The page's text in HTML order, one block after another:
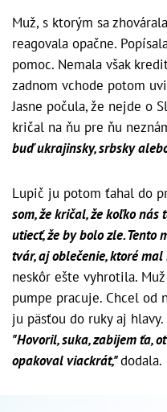
Muž, s ktorým sa
reagovala opačne.
pomoc. Nemala však
zadnom vchode potom
Jasne počula, že nejde o
kričal na ňu pre ňu
buď ukrajinsky, srbsky
Lupič ju potom ťahal do
som, že kričal, že koľko nás
utiecť, že by bolo zle.
tvár, aj oblečenie, ktoré mal
neskôr ešte vyhrotila.
pumpe pracuje. Chcel od
ju päsťou do ruky aj
"Hovoril, suka, zabijem ťa,
opakoval viackrát,"dodala.